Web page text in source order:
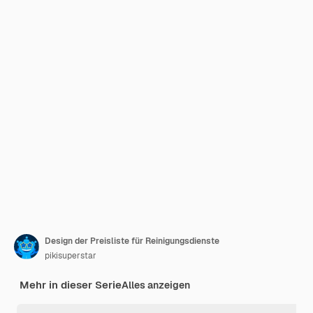
Design der Preisliste für Reinigungsdienste
pikisuperstar
Mehr in dieser SerieAlles anzeigen